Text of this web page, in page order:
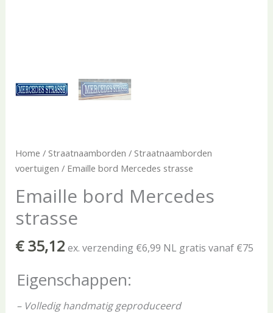
Home / Straatnaamborden / Straatnaamborden
voertuigen / Emaille bord Mercedes strasse
Emaille bord Mercedes
strasse
€35,12 ex. verzending €6,99 NL gratis vanaf €75
Eigenschappen:
– Volledig handmatig geproduceerd